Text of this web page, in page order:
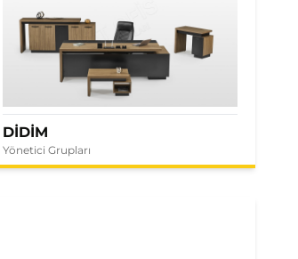
DİDİM
Yönetici Grupları